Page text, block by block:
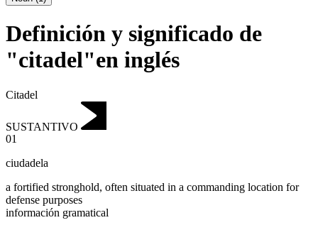
Definición y significado de
"citadel"en inglés
Citadel
SUSTANTIVO
01
ciudadela
a fortified stronghold, often situated in a commanding location for
defense purposes
información gramatical